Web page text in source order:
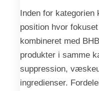
Inden for
position hvor
kombineret med
produkter i samme
suppression,
ingredienser.